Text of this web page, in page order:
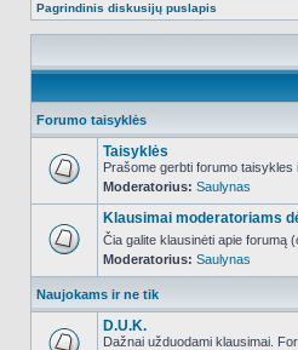
Pagrindinis diskusijų puslapis
Forumo taisyklės
NO_UNREAD_POSTS
Taisyklės
Prašome gerbti forumo taisykles
Moderatorius: Saulynas
NO_UNREAD_POSTS
Klausimai moderatoriams
Čia galite klausinėti apie forumą
Moderatorius: Saulynas
Naujokams ir ne tik
D.U.K.
Dažnai užduodami klausimai.